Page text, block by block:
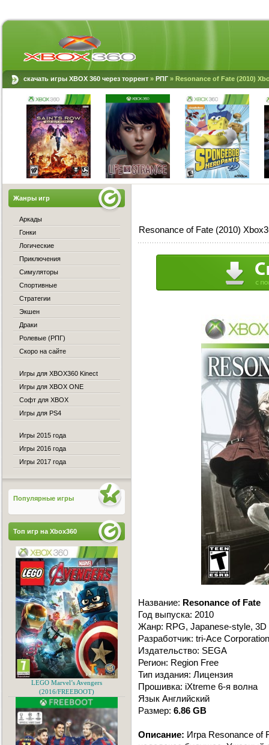
скачать игры XBOX 360 через торрент » РПГ » Resonance of Fate (2010)
Resonance of Fate (2010)
Название: Resonance of Fate
Год выпуска: 2010
Жанр: RPG, Japanese-style, 3D
Разработчик: tri-Ace Corporation
Издательство: SEGA
Регион: Region Free
Тип издания: Лицензия
Прошивка: iXtreme 6-я волна
Язык Английский
Размер: 6.86 GB
Описание: Игра Resonance of
Жанры игр
Аркады
Гонки
Логические
Приключения
Симуляторы
Спортивные
Стратегии
Экшен
Драки
Ролевые (РПГ)
Скоро на сайте
Игры для XBOX360 Kinect
Игры для XBOX ONE
Софт для XBOX
Игры для PS4
Игры 2015 года
Игры 2016 года
Игры 2017 года
Популярные игры
Топ игр на Xbox360
LEGO Marvel’s Avengers
(2016/FREEBOOT)